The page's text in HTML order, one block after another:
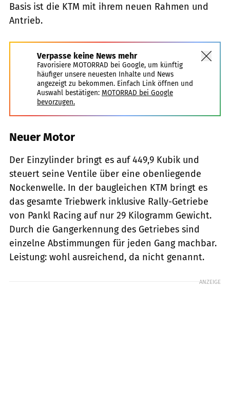
Basis ist die KTM mit ihrem neuen Rahmen und
Antrieb.
Verpasse keine News mehr
Favorisiere MOTORRAD bei Google, um künftig
häufiger unsere neuesten Inhalte und News
angezeigt zu bekommen. Einfach Link öffnen und
Auswahl bestätigen: MOTORRAD bei Google
bevorzugen.
Neuer Motor
Der Einzylinder bringt es auf 449,9 Kubik und
steuert seine Ventile über eine obenliegende
Nockenwelle. In der baugleichen KTM bringt es
das gesamte Triebwerk inklusive Rally-Getriebe
von Pankl Racing auf nur 29 Kilogramm Gewicht.
Durch die Gangerkennung des Getriebes sind
einzelne Abstimmungen für jeden Gang machbar.
Leistung: wohl ausreichend, da nicht genannt.
ANZEIGE